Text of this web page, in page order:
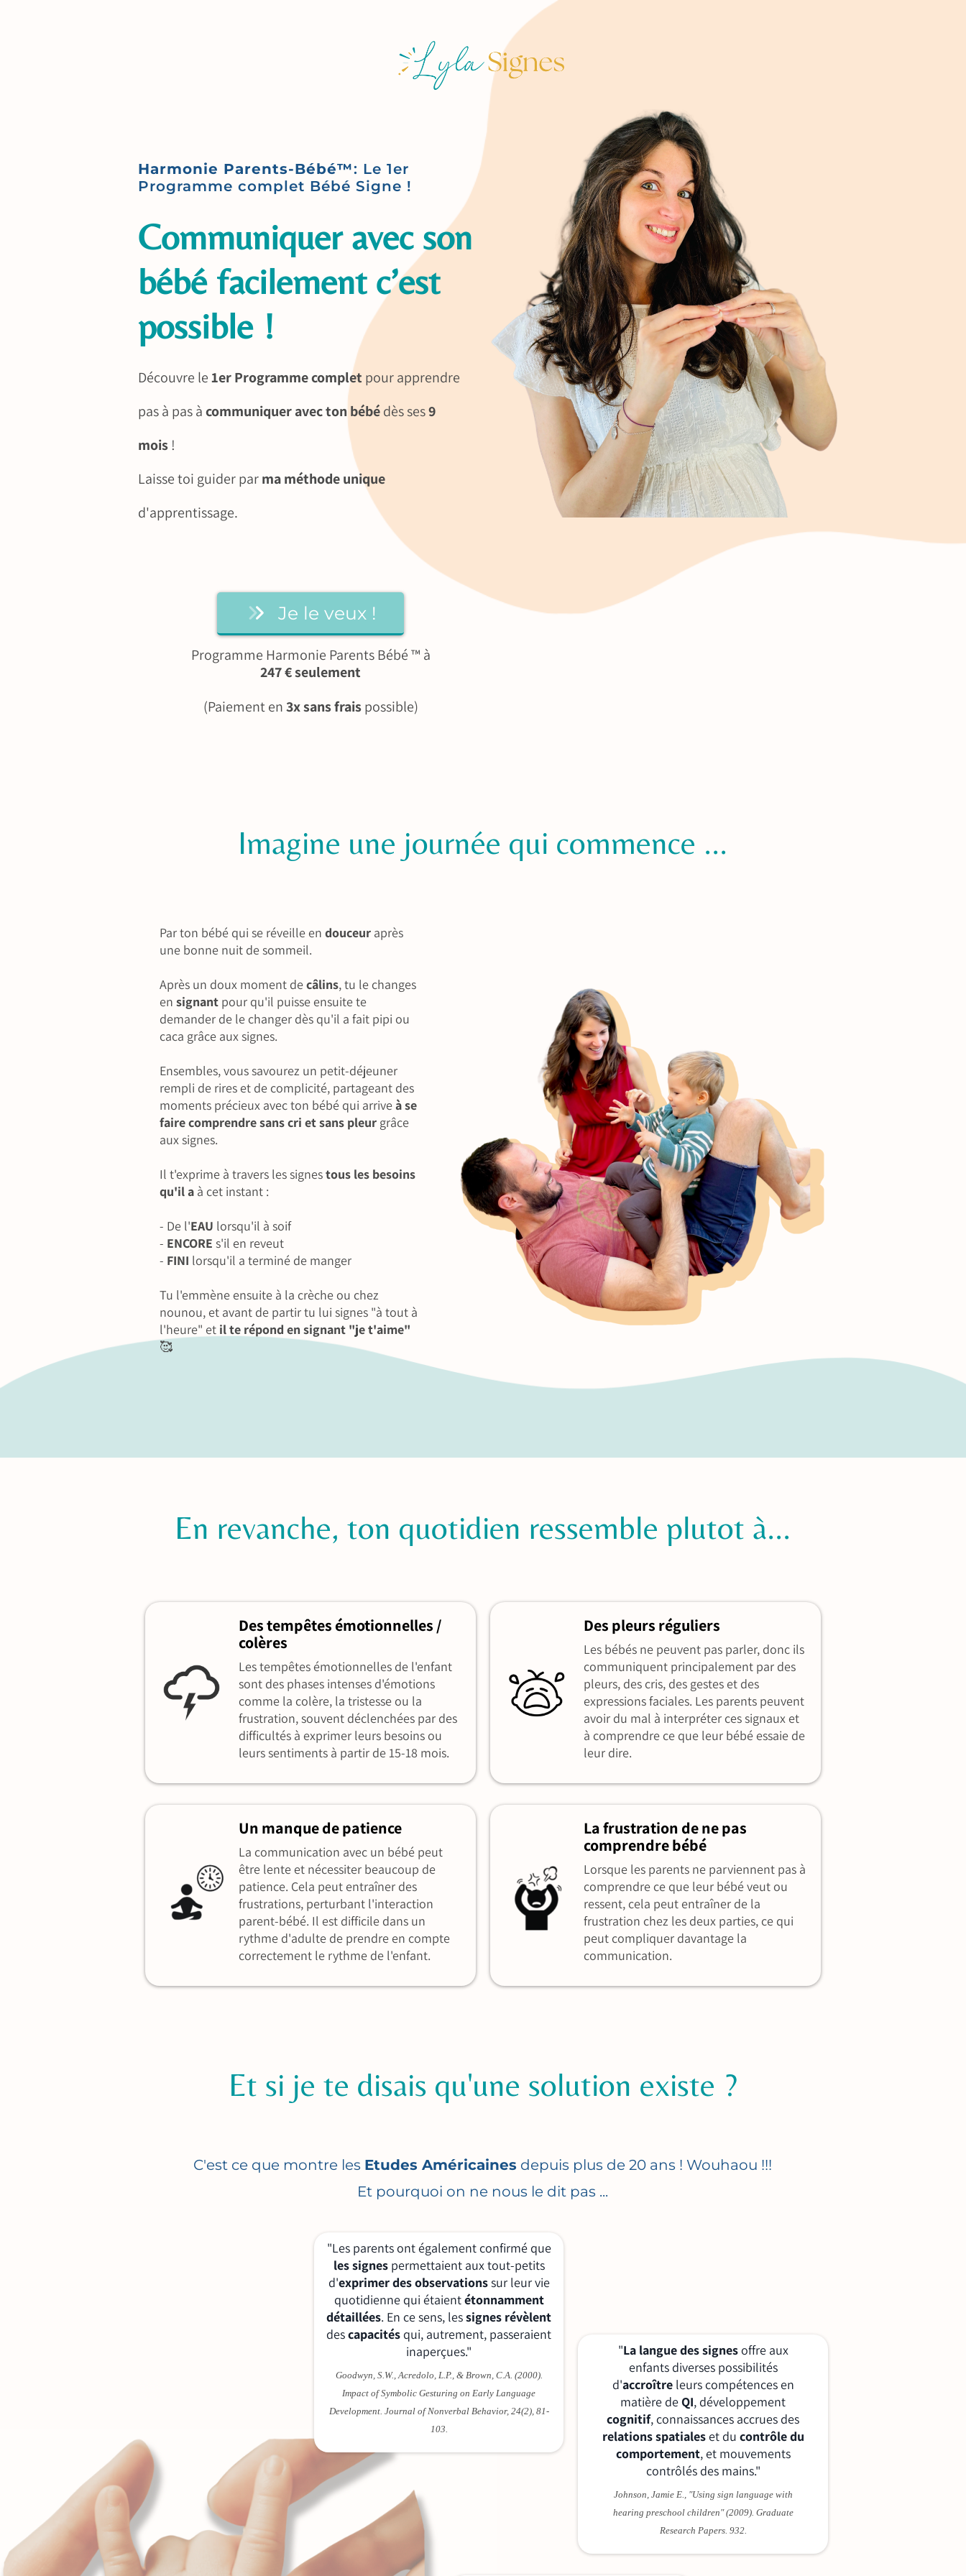
Harmonie Parents-Bébé™️: Le 1er
Programme complet Bébé Signe !
Communiquer avec son
bébé facilement c’est
possible !
Découvre le1er Programme complet pour apprendre
pas à pas àcommuniquer avec ton bébédès ses9
mois!
Laisse toi guider parma méthode unique
d'apprentissage.
Je le veux !
Programme Harmonie Parents Bébé ™ à
247 € seulement
(Paiement en3x sans fraispossible)
Imagine une journée qui commence ...
Par ton bébé qui se réveille en douceur après
une bonne nuit de sommeil.
Après un doux moment decâlins, tu le changes
en signant pour qu'il puisse ensuite te
demander de le changer dès qu'il a fait pipi ou
caca grâce aux signes.
Ensembles, vous savourez un petit-déjeuner
rempli de rires et de complicité, partageant des
moments précieux avec ton bébé qui arriveà se
faire comprendre sans cri et sans pleur grâce
aux signes.
Il t'exprime à travers les signestous les besoins
qu'il a à cet instant :
- De l'EAU lorsqu'il à soif
- ENCORE s'il en reveut
- FINI lorsqu'il a terminé de manger
Tu l'emmène ensuite à la crèche ou chez
nounou, et avant de partir tu lui signes "à tout à
l'heure" et il te répond en signant "je t'aime"
🥰
En revanche, ton quotidien ressemble plutot à...
Des tempêtes émotionnelles /
colères
Les tempêtes émotionnelles de l'enfant
sont des phases intenses d'émotions
comme la colère, la tristesse ou la
frustration, souvent déclenchées par des
difficultés à exprimer leurs besoins ou
leurs sentiments à partir de 15-18 mois.
Un manque de patience
La communication avec un bébé peut
être lente et nécessiter beaucoup de
patience. Cela peut entraîner des
frustrations, perturbant l'interaction
parent-bébé. Il est difficile dans un
rythme d'adulte de prendre en compte
correctement le rythme de l'enfant.
Des pleurs réguliers
Les bébés ne peuvent pas parler, donc ils
communiquent principalement par des
pleurs, des cris, des gestes et des
expressions faciales. Les parents peuvent
avoir du mal à interpréter ces signaux et
à comprendre ce que leur bébé essaie de
leur dire.
La frustration de ne pas
comprendre bébé
Lorsque les parents ne parviennent pas à
comprendre ce que leur bébé veut ou
ressent, cela peut entraîner de la
frustration chez les deux parties, ce qui
peut compliquer davantage la
communication.
Et si je te disais qu'une solution existe ?
C'est ce que montre les Etudes Américaines depuis plus de 20 ans ! Wouhaou !!!
Et pourquoi on ne nous le dit pas ...
"Les parents ont également confirmé que
les signespermettaient aux tout-petits
d'exprimer des observationssur leur vie
quotidienne qui étaientétonnamment
détaillées. En ce sens, lessignes révèlent
descapacités qui, autrement, passeraient
inaperçues."
Goodwyn, S.W., Acredolo, L.P., & Brown, C.A. (2000).
Impact of Symbolic Gesturing on Early Language
Development. Journal of Nonverbal Behavior, 24(2), 81-
103.
"La langue des signesoffre aux
enfants diverses possibilités
d'accroîtreleurs compétences en
matière deQI, développement
cognitif, connaissances accrues des
relations spatialeset du contrôle du
comportement, et mouvements
contrôlés des mains."
Johnson, Jamie E., "Using sign language with
hearing preschool children" (2009). Graduate
Research Papers. 932.